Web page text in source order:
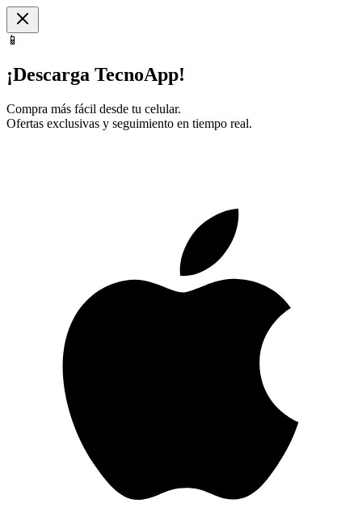
📱
¡Descarga TecnoApp!
Compra más fácil desde tu celular.
Ofertas exclusivas y seguimiento en tiempo real.